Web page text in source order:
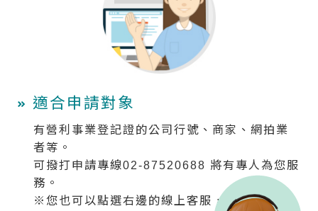
適合申請對象
有營利事業登記證的公司行號、商家、網拍業
者等。
可撥打申請專線02-87520688 將有專人為您服
務。
※您也可以點選右邊的線上客服，將有線上同